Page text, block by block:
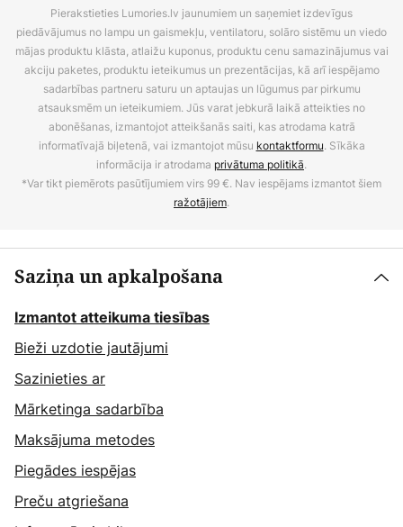
Pierakstieties Lumories.lv jaunumiem un saņemiet izdevīgus
piedāvājumus no lampu un gaismekļu, ventilatoru, solāro sistēmu un viedo
mājas produktu klāsta, atlaižu kuponus, produktu cenu samazinājumus vai
akciju paketes, produktu ieteikumus un prezentācijas, kā arī iespējamo
sadarbības partneru saturu un aptaujas un lūgumus par pirkumu
atsauksmēm un ieteikumiem. Jūs varat jebkurā laikā atteikties no
abonēšanas, izmantojot atteikšanās saiti, kas atrodama katrā
informatīvajā biļetenā, vai izmantojot mūsu kontaktformu. Sīkāka
informācija ir atrodama privātuma politikā.
*Var tikt piemērots pasūtījumiem virs 99 €. Nav iespējams izmantot šiem
ražotājiem.
Saziņa un apkalpošana
Izmantot atteikuma tiesības
Bieži uzdotie jautājumi
Sazinieties ar
Mārketinga sadarbība
Maksājuma metodes
Piegādes iespējas
Preču atgriešana